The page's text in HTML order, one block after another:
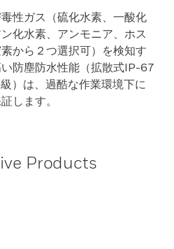
性ガス（硫化水素、一酸化
化水素、アンモニア、ホス
から２つ選択可）を検知す
防塵防水性能（拡散式IP-67
）は、過酷な作業環境下に
します。
Products